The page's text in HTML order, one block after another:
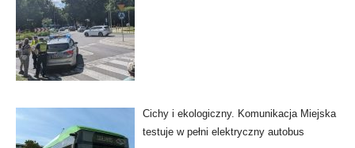
Cichy i ekologiczny. Komunikacja Miejska
testuje w pełni elektryczny autobus